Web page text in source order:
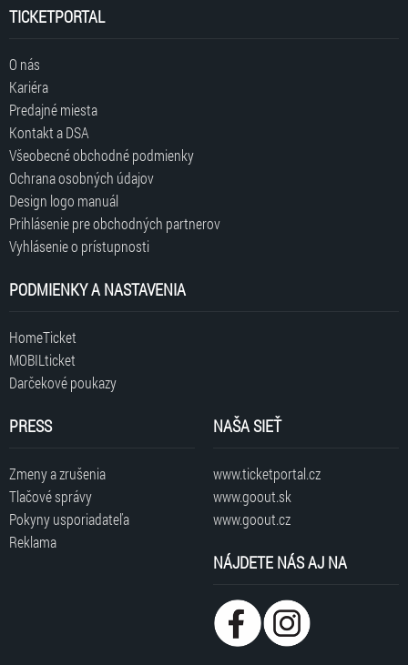
TICKETPORTAL
O nás
Kariéra
Predajné miesta
Kontakt a DSA
Všeobecné obchodné podmienky
Ochrana osobných údajov
Design logo manuál
Prihlásenie pre obchodných partnerov
Vyhlásenie o prístupnosti
PODMIENKY A NASTAVENIA
HomeTicket
MOBILticket
Darčekové poukazy
PRESS
Zmeny a zrušenia
Tlačové správy
Pokyny usporiadateľa
Reklama
NAŠA SIEŤ
www.ticketportal.cz
www.goout.sk
www.goout.cz
NÁJDETE NÁS AJ NA